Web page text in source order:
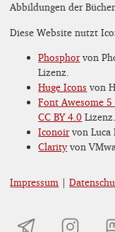
Abbildungen der
Diese Website nutzt
Phosphorvon
Lizenz.
Huge Icons von
Font Awesome 5
CC BY 4.0 Lizenz.
Iconoirvon Luca
Clarityvon
Impressum |